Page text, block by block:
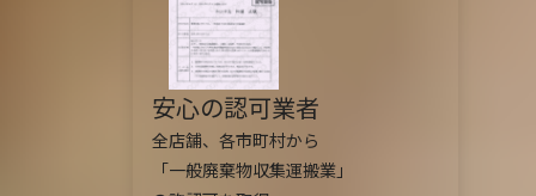
安心の認可業者
全店舗、各市町村から
「一般廃棄物収集運搬業」